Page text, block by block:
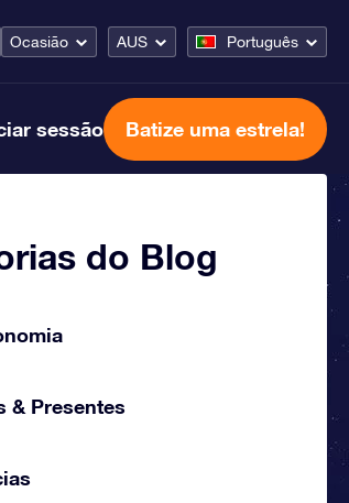
Ocasião AUS Português
sessão Batize uma estrela!
do Blog
& Presentes